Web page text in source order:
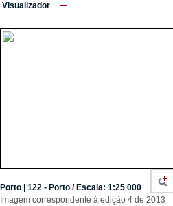
Visualizador
Porto | 122 - Porto / Escala: 1:25 000
Imagem correspondente à edição 4 de 2013